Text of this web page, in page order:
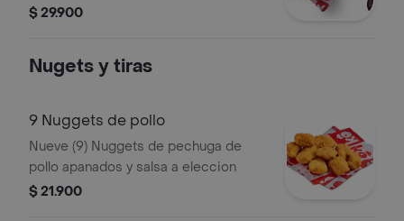
bebidas a eleccion
$ 29.900
Nugets y tiras
9 Nuggets de pollo
Nueve (9) Nuggets de pechuga de
pollo apanados y salsa a eleccion
$ 21.900